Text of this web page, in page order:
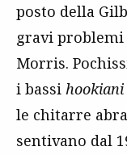
posto della
gravi problemi
Morris.
i bassi hookiani
le chitarre
sentivano dal